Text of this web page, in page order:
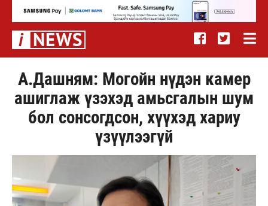
А.Дашням: Могойн нүдэн камер
ашиглаж үзэхэд амьсгалын шум
бол сонсогдсон, хүүхэд хариу
үзүүлээгүй